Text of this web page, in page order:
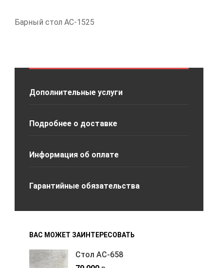
Барный стол АС-1525
Дополнительные услуги
Подробнее о доставке
Информация об оплате
Гарантийные обязательства
ВАС МОЖЕТ ЗАИНТЕРЕСОВАТЬ
Стол АС-658